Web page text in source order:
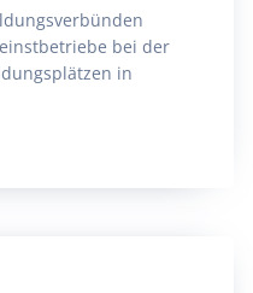
bei der
in